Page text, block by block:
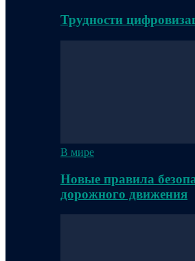
Трудности
В мире
Новые правила
дорожного движения